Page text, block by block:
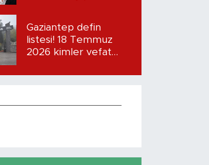
Gaziantep defin
listesi! 18 Temmuz
2026 kimler vefat